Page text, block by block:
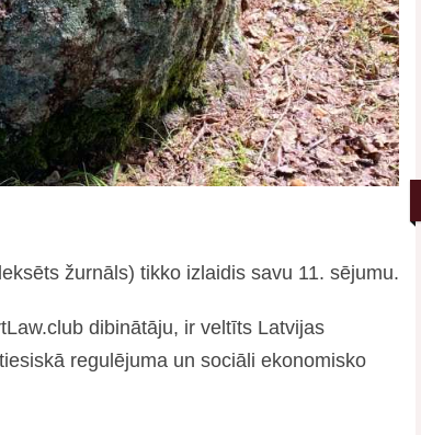
žurnāls) tikko izlaidis savu 11. sējumu.
dibinātāju, ir veltīts Latvijas
regulējuma un sociāli ekonomisko